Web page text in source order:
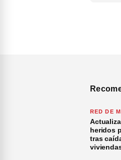
RED DE
heridos
tras